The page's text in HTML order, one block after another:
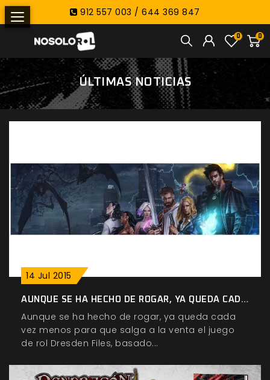
912 557 003 / 644 369 847
0
0
ÚLTIMAS NOTICIAS
14 Jul 2015
AUNQUE SE HA HECHO DE ROGAR, YA QUEDA CADA...
Aunque se ha hecho de rogar, ya queda cada
vez menos para que salga a la venta el juego
de rol Dresden Files, basado...